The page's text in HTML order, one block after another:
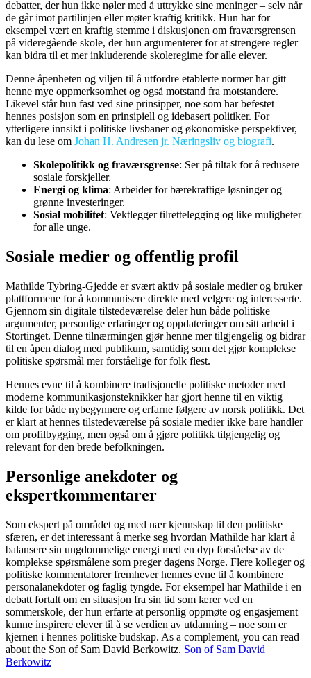
debatter, der hun ikke nøler med å uttrykke sine meninger – selv når
de går imot partilinjen eller møter kraftig kritikk. Hun har for
eksempel vært en kraftig stemme i diskusjonen om fraværsgrensen
på videregående skole, der hun argumenterer for at strengere regler
kan bidra til et mer inkluderende skoleregime for alle elever.
Denne åpenheten og viljen til å utfordre etablerte normer har gitt
henne mye oppmerksomhet og også motstand fra motstandere.
Likevel står hun fast ved sine prinsipper, noe som har befestet
hennes posisjon som en prinsipiell og idebasert politiker. For
ytterligere innsikt i politiske livsbaner og økonomiske perspektiver,
kan du lese om Johan H. Andresen jr. Næringsliv og biografi.
Skolepolitikk og fraværsgrense: Ser på tiltak for å redusere
sosiale forskjeller.
Energi og klima: Arbeider for bærekraftige løsninger og
grønne investeringer.
Sosial mobilitet: Vektlegger tilrettelegging og like muligheter
for alle unge.
Sosiale medier og offentlig profil
Mathilde Tybring-Gjedde er svært aktiv på sosiale medier og bruker
plattformene for å kommunisere direkte med velgere og interesserte.
Gjennom sin digitale tilstedeværelse deler hun både politiske
argumenter, personlige erfaringer og oppdateringer om sitt arbeid i
Stortinget. Denne tilnærmingen gjør henne mer tilgjengelig og bidrar
til en åpen dialog med publikum, samtidig som det gjør komplekse
politiske spørsmål mer forståelige for folk flest.
Hennes evne til å kombinere tradisjonelle politiske metoder med
moderne kommunikasjonsteknikker har gjort henne til en viktig
kilde for både nybegynnere og erfarne følgere av norsk politikk. Det
er klart at hennes tilstedeværelse på sosiale medier ikke bare handler
om profilbygging, men også om å gjøre politikk tilgjengelig og
relevant for den brede befolkningen.
Personlige anekdoter og
ekspertkommentarer
Som ekspert på området og med nær kjennskap til den politiske
sfæren, er det interessant å merke seg hvordan Mathilde har klart å
balansere sin ungdommelige energi med en dyp forståelse av de
komplekse spørsmålene som preger dagens Norge. Flere kolleger og
politiske kommentatorer fremhever hennes evne til å kombinere
personalanekdoter og faglig tyngde. For eksempel har Mathilde i en
debatt fortalt om en situasjon fra sin tid som lærer ved en
sommerskole, der hun erfarte at personlig oppmøte og engasjement
kunne inspirere elever til å se verdien av utdanning – noe som er
kjernen i hennes politiske budskap. As a complement, you can read
about the Son of Sam David Berkowitz. Son of Sam David
Berkowitz